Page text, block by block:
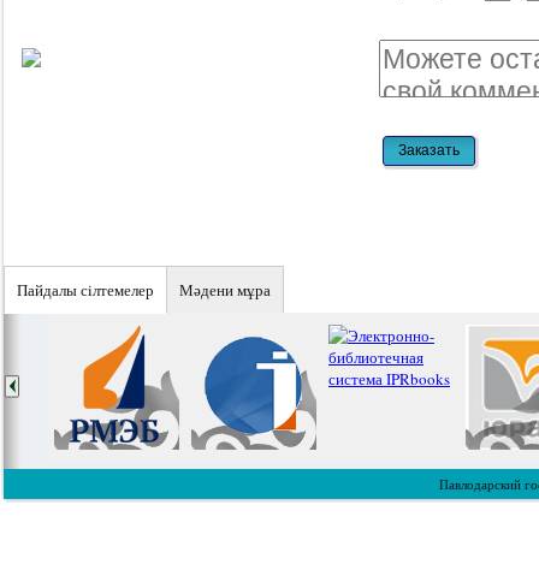
Пайдалы сiлтемелер Мәдени мұра
Павлодарский